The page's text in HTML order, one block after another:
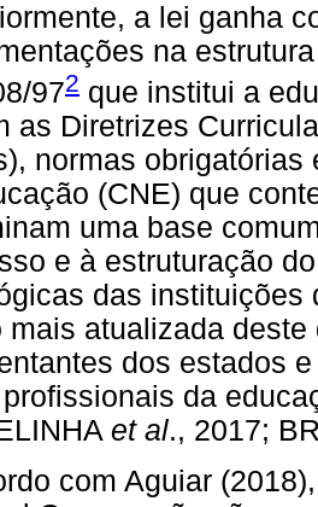
a lei ganha
na
972 que institui a
as Diretrizes
normas
(CNE) que
uma base
e à estruturação
das instituições
mais atualizada
dos estados
da
et al., 2017;
com Aguiar